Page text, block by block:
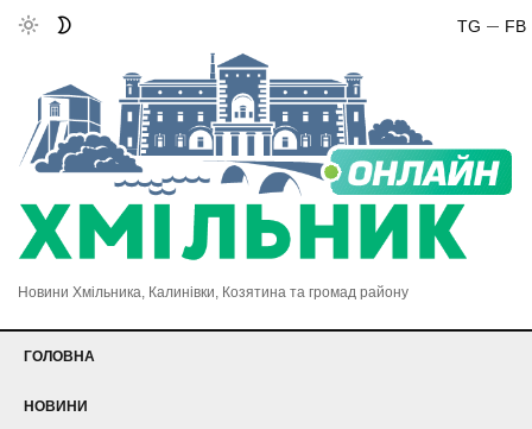
FB
TG
Новини Хмільника, Калинівки, Козятина та громад району
ГОЛОВНА
НОВИНИ